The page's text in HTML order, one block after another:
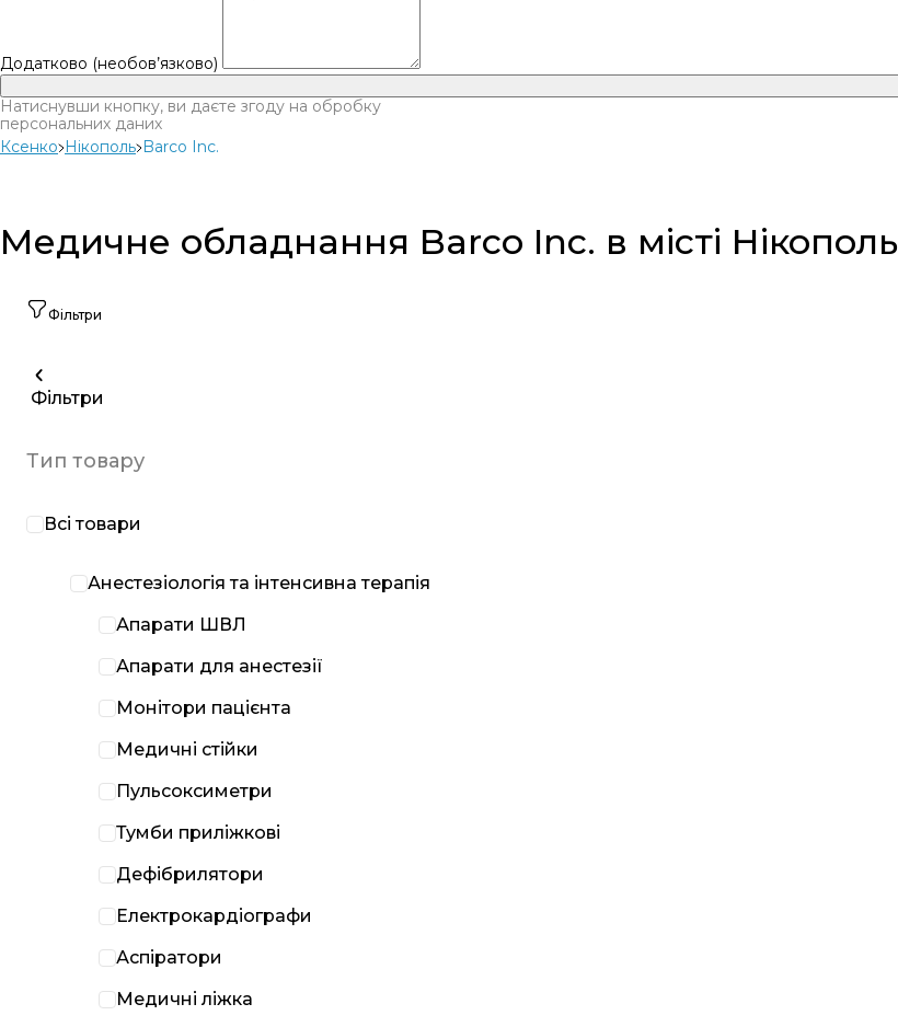
Додатково (необов’язково)
Натиснувши кнопку, ви даєте згоду на обробку
персональних даних
Ксенко Нікополь Barco Inc.
Медичне обладнання Barco Inc. в місті Нікополь
Фільтри
Фільтри
Тип товару
Всі товари
Анестезіологія та інтенсивна терапія
Апарати ШВЛ
Апарати для анестезії
Монітори пацієнта
Медичні стійки
Пульсоксиметри
Тумби приліжкові
Дефібрилятори
Електрокардіографи
Аспіратори
Медичні ліжка